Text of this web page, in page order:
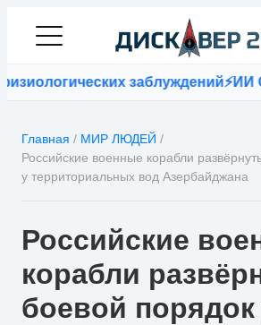
заблуждений⚡ИИ
Главная / МИР ЛЮДЕЙ /
Российские военные корабли
у территориальных вод Азербайджана
Российские
корабли
боевой порядок